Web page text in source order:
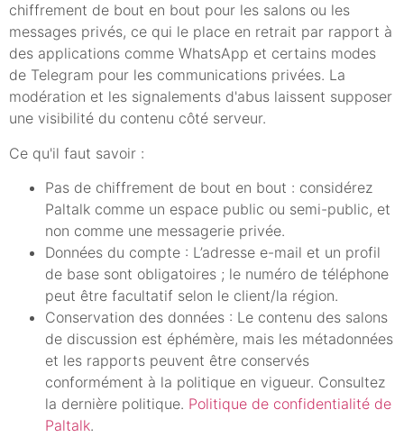
chiffrement de bout en bout pour les salons ou les
messages privés, ce qui le place en retrait par rapport à
des applications comme WhatsApp et certains modes
de Telegram pour les communications privées. La
modération et les signalements d'abus laissent supposer
une visibilité du contenu côté serveur.
Ce qu'il faut savoir :
Pas de chiffrement de bout en bout : considérez
Paltalk comme un espace public ou semi-public, et
non comme une messagerie privée.
Données du compte : L’adresse e-mail et un profil
de base sont obligatoires ; le numéro de téléphone
peut être facultatif selon le client/la région.
Conservation des données : Le contenu des salons
de discussion est éphémère, mais les métadonnées
et les rapports peuvent être conservés
conformément à la politique en vigueur. Consultez
la dernière politique. Politique de confidentialité de
Paltalk.